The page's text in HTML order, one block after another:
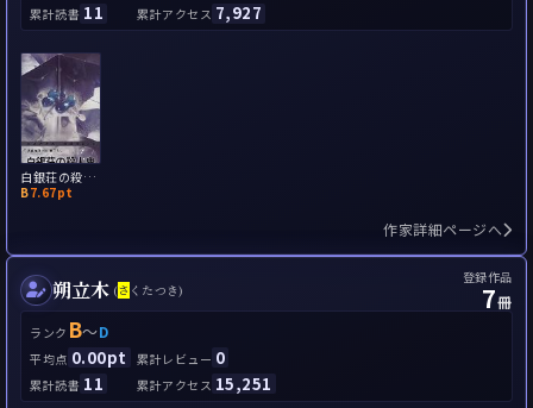
累計読書 11 累計アクセス 7,927
白銀荘の殺人鬼
B7.67pt
作家詳細ページへ
朔立木 (さ くたつき)
登録作品
7冊
ランク B～D
平均点 0.00pt 累計レビュー 0
累計読書 11 累計アクセス 15,251